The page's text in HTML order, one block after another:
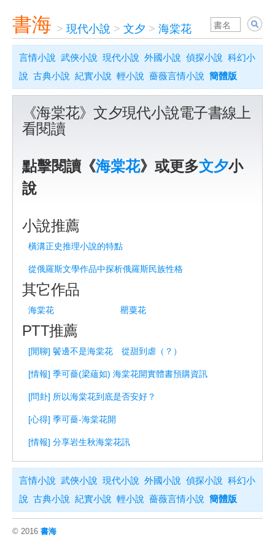
書海 > 現代小說 > 文夕 > 海棠花
言情小說 武俠小說 現代小說 外國小說 偵探小說 科幻小
說 古典小說 紀實小說 輕小說 薔薇言情小說 簡體版
《海棠花》文夕現代小說電子書線上
看閱讀
點擊閱讀《海棠花》或更多文夕小
說
小說推薦
橫溝正史推理小說的特點
從俄羅斯文學作品中探析俄羅斯民族性格
其它作品
海棠花 罌粟花
PTT推薦
[閒聊] 鬢邊不是海棠花 從甜到虐（？）
[情報] 季可薔(梁蘊如) 海棠花開實體書預購資訊
[問卦] 所以海棠花到底是否安好？
[心得] 季可薔-海棠花開
[情報] 分享岩生秋海棠花訊
言情小說 武俠小說 現代小說 外國小說 偵探小說 科幻小
說 古典小說 紀實小說 輕小說 薔薇言情小說 簡體版
© 2016 書海